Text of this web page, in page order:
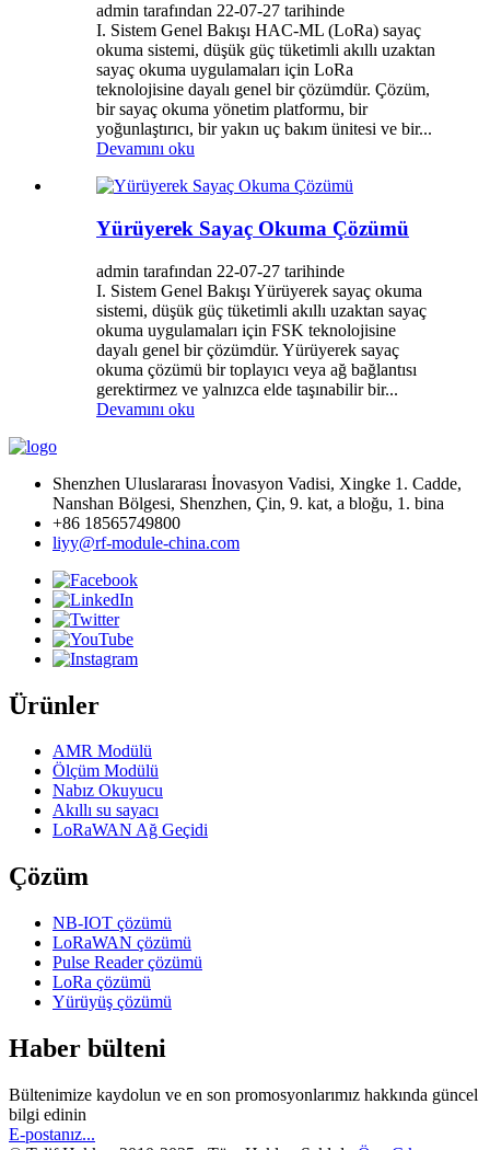
admin tarafından 22-07-27 tarihinde
I. Sistem Genel Bakışı HAC-ML (LoRa) sayaç
okuma sistemi, düşük güç tüketimli akıllı uzaktan
sayaç okuma uygulamaları için LoRa
teknolojisine dayalı genel bir çözümdür. Çözüm,
bir sayaç okuma yönetim platformu, bir
yoğunlaştırıcı, bir yakın uç bakım ünitesi ve bir...
Devamını oku
Yürüyerek Sayaç Okuma Çözümü
admin tarafından 22-07-27 tarihinde
I. Sistem Genel Bakışı Yürüyerek sayaç okuma
sistemi, düşük güç tüketimli akıllı uzaktan sayaç
okuma uygulamaları için FSK teknolojisine
dayalı genel bir çözümdür. Yürüyerek sayaç
okuma çözümü bir toplayıcı veya ağ bağlantısı
gerektirmez ve yalnızca elde taşınabilir bir...
Devamını oku
Shenzhen Uluslararası İnovasyon Vadisi, Xingke 1. Cadde,
Nanshan Bölgesi, Shenzhen, Çin, 9. kat, a bloğu, 1. bina
+86 18565749800
liyy@rf-module-china.com
Ürünler
AMR Modülü
Ölçüm Modülü
Nabız Okuyucu
Akıllı su sayacı
LoRaWAN Ağ Geçidi
Çözüm
NB-IOT çözümü
LoRaWAN çözümü
Pulse Reader çözümü
LoRa çözümü
Yürüyüş çözümü
Haber bülteni
Bültenimize kaydolun ve en son promosyonlarımız hakkında güncel
bilgi edinin
E-postanız...